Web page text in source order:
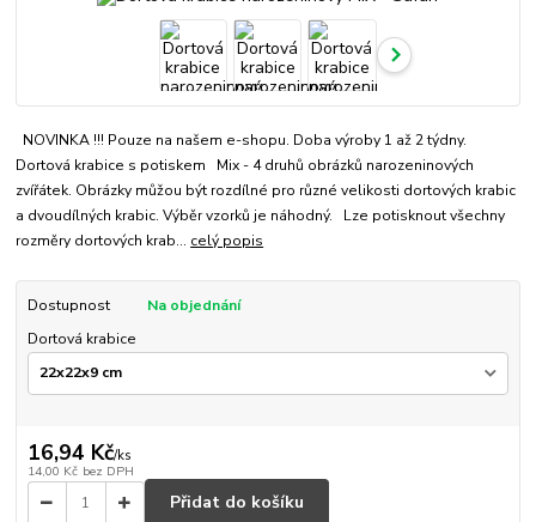
NOVINKA !!! Pouze na našem e-shopu. Doba výroby 1 až 2 týdny.
Dortová krabice s potiskem Mix - 4 druhů obrázků narozeninových
zvířátek. Obrázky můžou být rozdílné pro různé velikosti dortových krabic
a dvoudílných krabic. Výběr vzorků je náhodný. Lze potisknout všechny
rozměry dortových krab... celý popis
Dostupnost
Na objednání
Dortová krabice
16,94 Kč/ks
14,00 Kč bez DPH
Přidat do košíku